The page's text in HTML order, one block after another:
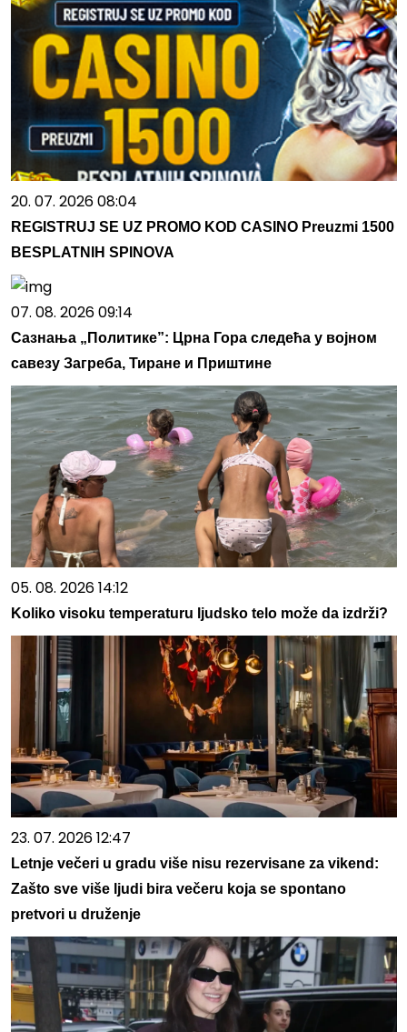
20. 07. 2026 08:04
REGISTRUJ SE UZ PROMO KOD CASINO Preuzmi 1500
BESPLATNIH SPINOVA
07. 08. 2026 09:14
Сазнања „Политике”: Црна Гора следећа у војном
савезу Загреба, Тиране и Приштине
05. 08. 2026 14:12
Koliko visoku temperaturu ljudsko telo može da izdrži?
23. 07. 2026 12:47
Letnje večeri u gradu više nisu rezervisane za vikend:
Zašto sve više ljudi bira večeru koja se spontano
pretvori u druženje